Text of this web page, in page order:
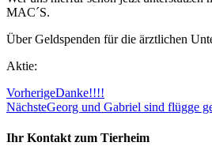
MAC´S.
Über Geldspenden für die ärztlichen
Aktie:
VorherigeDanke!!!!
NächsteGeorg und Gabriel sind flügge
Ihr Kontakt zum Tierheim